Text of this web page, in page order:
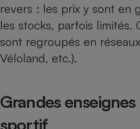
revers : les prix y sont en
les stocks, parfois limités.
sont regroupés en
Véloland, etc.).
Grandes
sportif